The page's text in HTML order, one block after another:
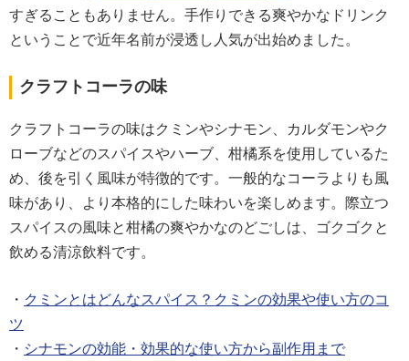
すぎることもありません。手作りできる爽やかなドリンク
ということで近年名前が浸透し人気が出始めました。
クラフトコーラの味
クラフトコーラの味はクミンやシナモン、カルダモンやク
ローブなどのスパイスやハーブ、柑橘系を使用しているた
め、後を引く風味が特徴的です。一般的なコーラよりも風
味があり、より本格的にした味わいを楽しめます。際立つ
スパイスの風味と柑橘の爽やかなのどごしは、ゴクゴクと
飲める清涼飲料です。
・ クミンとはどんなスパイス？クミンの効果や使い方のコ
ツ
・ シナモンの効能・効果的な使い方から副作用まで